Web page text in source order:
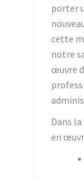
porter
cette
notre
œuvre
Dans
en